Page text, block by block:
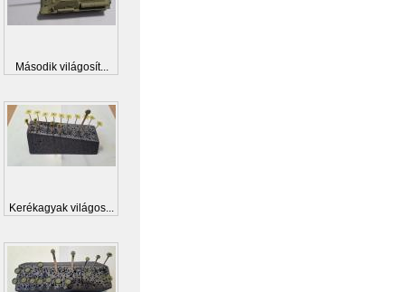
Második világosít...
Kerékagyak világos...